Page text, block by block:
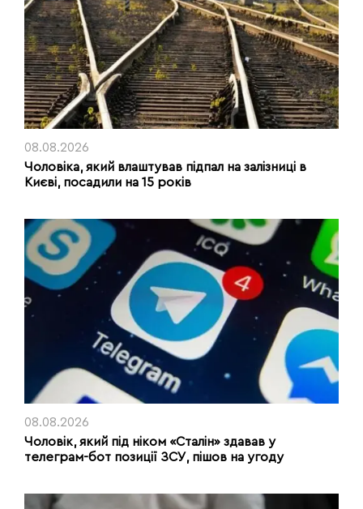
08.08.2026
Чоловіка, який влаштував підпал на залізниці в
Києві, посадили на 15 років
08.08.2026
Чоловік, який під ніком «Сталін» здавав у
телеграм-бот позиції ЗСУ, пішов на угоду